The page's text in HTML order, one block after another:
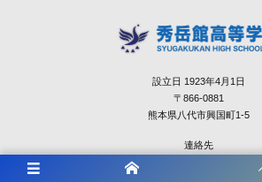
設立日 1923年4月1日
〒866-0881
熊本県八代市興国町1-5
連絡先